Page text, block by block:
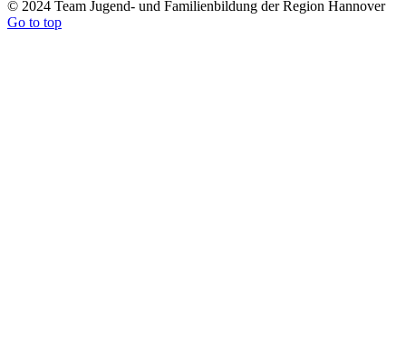
© 2024 Team Jugend- und Familienbildung der Region Hannover
Go to top